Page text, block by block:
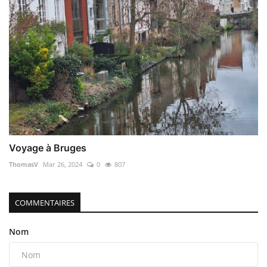
Voyage à Bruges
ThomasV Mar 26, 2024 0 807
COMMENTAIRES
Nom